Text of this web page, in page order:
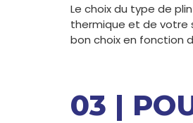
Le choix du type de
thermique et de votre
bon choix en fonction
03 |